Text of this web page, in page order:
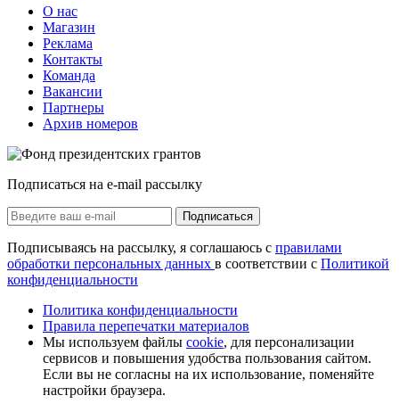
О нас
Магазин
Реклама
Контакты
Команда
Вакансии
Партнеры
Архив номеров
Подписаться на e-mail рассылку
Подписаться
Подписываясь на рассылку, я соглашаюсь с правилами
обработки персональных данных в соответствии с Политикой
конфиденциальности
Политика конфиденциальности
Правила перепечатки материалов
Мы используем файлы cookie, для персонализации
сервисов и повышения удобства пользования сайтом.
Если вы не согласны на их использование, поменяйте
настройки браузера.